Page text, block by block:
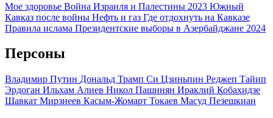
Мое здоровье Война Израиля и Палестины 2023 Южный
Кавказ после войны Нефть и газ Где отдохнуть на Кавказе
Правила ислама Президентские выборы в Азербайджане 2024
Персоны
Владимир Путин Дональд Трамп Си Цзиньпин Реджеп Тайип
Эрдоган Ильхам Алиев Никол Пашинян Ираклий Кобахидзе
Шавкат Мирзиеев Касым-Жомарт Токаев Масуд Пезешкиан